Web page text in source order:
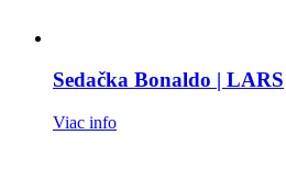
Sedačka Bonaldo | LARS
Viac info